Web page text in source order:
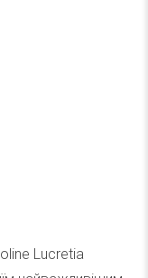
Lucretia